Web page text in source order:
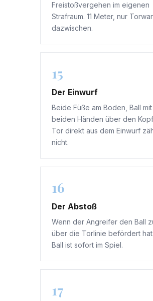
Freistoßvergehen im eigenen
Strafraum. 11 Meter, nur
dazwischen.
15
Der Einwurf
Beide Füße am Boden, Ball mit
beiden Händen über den
Tor direkt aus dem Einwurf
nicht.
16
Der Abstoß
Wenn der Angreifer den Ball
über die Torlinie befördert
Ball ist sofort im Spiel.
17